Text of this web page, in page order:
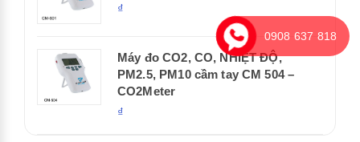
₫
Máy đo CO2, CO, NHIỆT ĐỘ,
PM2.5, PM10 cầm tay CM 504 –
CO2Meter
₫
0908 637 818